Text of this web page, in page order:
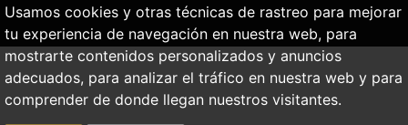
Usamos cookies y otras técnicas de rastreo para mejorar
tu experiencia de navegación en nuestra web, para
mostrarte contenidos personalizados y anuncios
adecuados, para analizar el tráfico en nuestra web y para
comprender de donde llegan nuestros visitantes.